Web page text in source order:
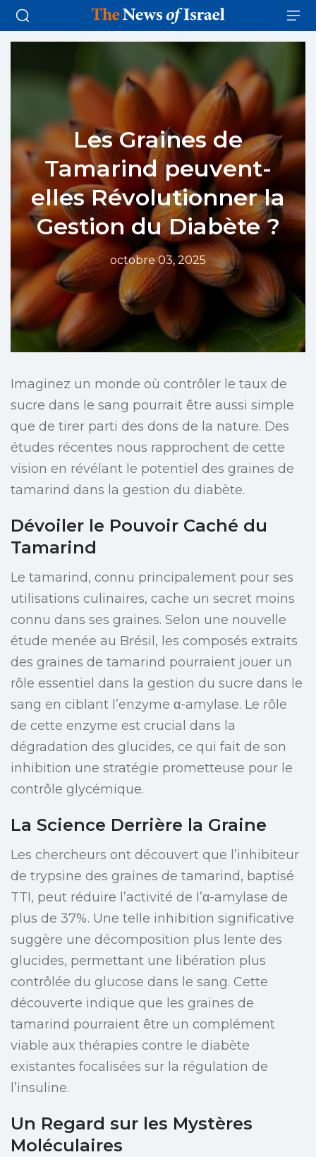
Les Graines de
Tamarind peuvent-
elles Révolutionner la
Gestion du Diabète ?
octobre 03, 2025
Imaginez un monde où contrôler le taux de
sucre dans le sang pourrait être aussi simple
que de tirer parti des dons de la nature. Des
études récentes nous rapprochent de cette
vision en révélant le potentiel des graines de
tamarind dans la gestion du diabète.
Dévoiler le Pouvoir Caché du
Tamarind
Le tamarind, connu principalement pour ses
utilisations culinaires, cache un secret moins
connu dans ses graines. Selon une nouvelle
étude menée au Brésil, les composés extraits
des graines de tamarind pourraient jouer un
rôle essentiel dans la gestion du sucre dans le
sang en ciblant l’enzyme α-amylase. Le rôle
de cette enzyme est crucial dans la
dégradation des glucides, ce qui fait de son
inhibition une stratégie prometteuse pour le
contrôle glycémique.
La Science Derrière la Graine
Les chercheurs ont découvert que l’inhibiteur
de trypsine des graines de tamarind, baptisé
TTI, peut réduire l’activité de l’α-amylase de
plus de 37%. Une telle inhibition significative
suggère une décomposition plus lente des
glucides, permettant une libération plus
contrôlée du glucose dans le sang. Cette
découverte indique que les graines de
tamarind pourraient être un complément
viable aux thérapies contre le diabète
existantes focalisées sur la régulation de
l’insuline.
Un Regard sur les Mystères
Moléculaires